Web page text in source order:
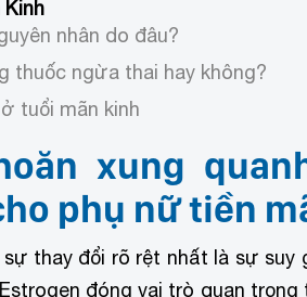
Kinh
nhân do đâu?
thuốc ngừa thai hay không?
tuổi mãn kinh
xung
phụ nữ tiền
thay đổi rõ rệt nhất là sự
đóng vai trò quan